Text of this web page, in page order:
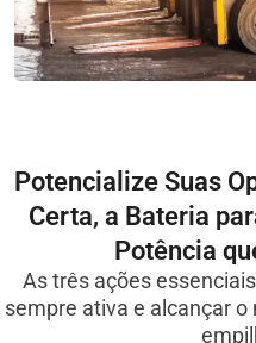
Potencialize Suas
Certa, a Bateria
Potência
As três ações
sempre ativa e alcançar